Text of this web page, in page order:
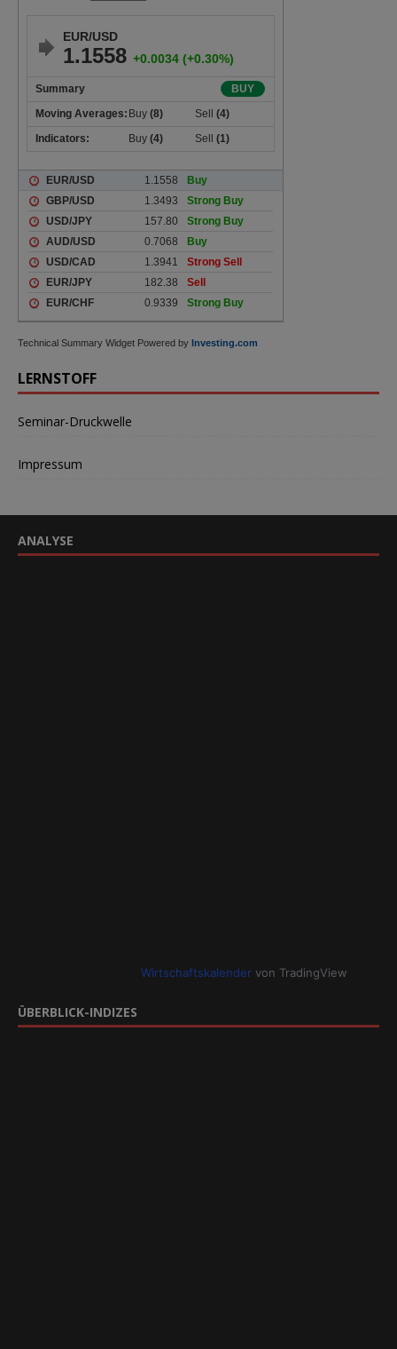
Technical Summary Widget Powered by Investing.com
LERNSTOFF
Seminar-Druckwelle
Impressum
ANALYSE
Wirtschaftskalendervon TradingView
ÜBERBLICK-INDIZES